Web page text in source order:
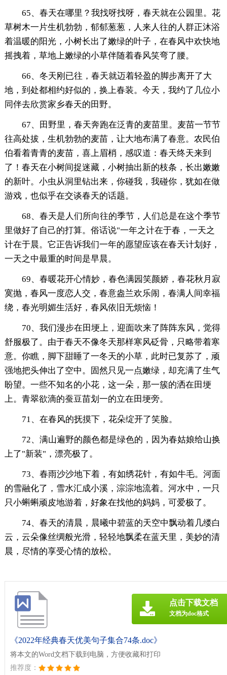
65、春天在哪里？我找呀找呀，春天就在公园里。花
草树木一片生机勃勃，郁郁葱葱，人来人往的人群正沐浴
着温暖的阳光，小树长出了嫩绿的叶子，在春风中欢快地
摇拽着，草地上嫩绿的小草伴随着春风笑弯了腰。
66、冬天刚已往，春天就迈着轻盈的脚步离开了大
地，到处都相约好似的，换上春装。今天，我约了几位小
同伴去欣赏家乡春天的田野。
67、田野里，春天奔跑在泛青的麦苗里。麦苗一节节
往高处拔，生机勃勃的麦苗，让大地布满了春意。农民伯
伯看着青青的麦苗，喜上眉梢，感叹道：春天终天来到
了！春天在小树间捉迷藏，小树抽出新的枝条，长出嫩嫩
的新叶。小虫从洞里钻出来，你碰我，我碰你，犹如在做
游戏，也似乎在交谈春天的话题。
68、春天是人们所向往的季节，人们总是在这个季节
里做好了自己的打算。俗话说"一年之计在于春，一天之
计在于晨。它正告诉我们一年的愿望应该在春天计划好，
一天之中最重的时间是早晨。
69、春暖花开心情妙，春色满园笑颜娇，春花秋月寂
寞抛，春风一度恋人交，春意盎兰欢乐闹，春满人间幸福
绕，春光明媚生活好，春风依旧无烦恼！
70、我们漫步在田埂上，迎面吹来了阵阵东风，觉得
舒服极了。由于春天不像冬天那样寒风砭骨，只略带着寒
意。你瞧，脚下甜睡了一冬天的小草，此时已复苏了，顽
强地把头伸出了空中。固然只见一点嫩绿，却充满了生气
盼望。一些不知名的小花，这一朵，那一簇的洒在田埂
上。青翠欲滴的蚕豆苗划一的立在田埂旁。
71、在春风的抚摸下，花朵绽开了笑脸。
72、满山遍野的颜色都是绿色的，因为春姑娘给山换
上了"新装"，漂亮极了。
73、春雨沙沙地下着，有如绣花针，有如牛毛。河面
的雪融化了，雪水汇成小溪，淙淙地流着。河水中，一只
只小蝌蝌顽皮地游着，好象在找他的妈妈，可爱极了。
74、春天的清晨，晨曦中碧蓝的天空中飘动着几缕白
云，云朵像丝绸般光滑，轻轻地飘柔在蓝天里，美妙的清
晨，尽情的享受心情的放松。
《2022年经典春天优美句子集合74条.doc》
将本文的Word文档下载到电脑，方便收藏和打印
推荐度：
点击下载文档
文档为doc格式